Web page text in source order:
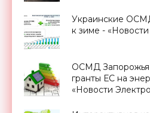
Украинские
к зиме -
ОСМД Запорожья
гранты ЕС на
«Новости